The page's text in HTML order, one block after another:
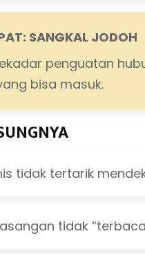
SANGKAL JODOH
penguatan
bisa masuk.
tidak tertarik
tidak